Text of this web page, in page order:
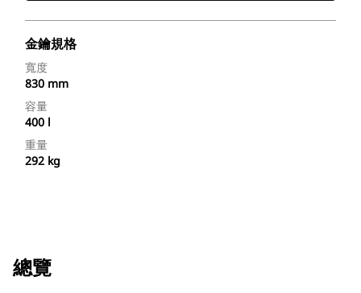
金鑰規格
寬度
830 mm
容量
400 l
重量
292 kg
總覽